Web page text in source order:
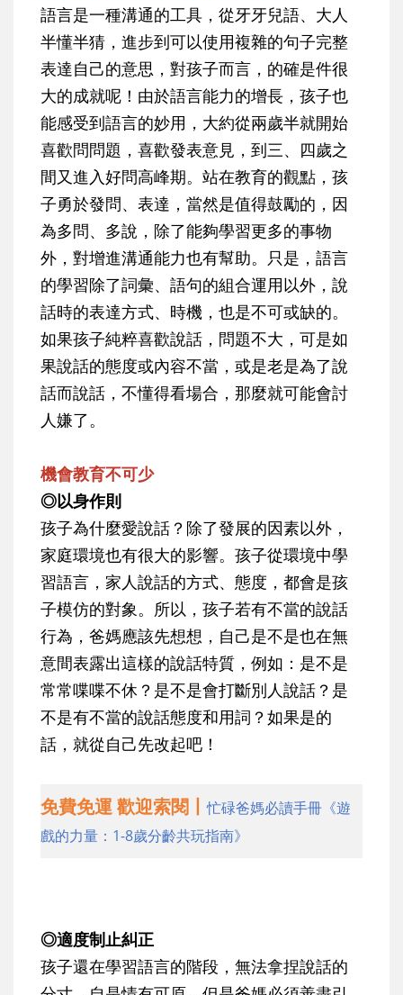
語言是一種溝通的工具，從牙牙兒語、大人
半懂半猜，進步到可以使用複雜的句子完整
表達自己的意思，對孩子而言，的確是件很
大的成就呢！由於語言能力的增長，孩子也
能感受到語言的妙用，大約從兩歲半就開始
喜歡問問題，喜歡發表意見，到三、四歲之
間又進入好問高峰期。站在教育的觀點，孩
子勇於發問、表達，當然是值得鼓勵的，因
為多問、多說，除了能夠學習更多的事物
外，對增進溝通能力也有幫助。只是，語言
的學習除了詞彙、語句的組合運用以外，說
話時的表達方式、時機，也是不可或缺的。
如果孩子純粹喜歡說話，問題不大，可是如
果說話的態度或內容不當，或是老是為了說
話而說話，不懂得看場合，那麼就可能會討
人嫌了。
機會教育不可少
◎以身作則
孩子為什麼愛說話？除了發展的因素以外，
家庭環境也有很大的影響。孩子從環境中學
習語言，家人說話的方式、態度，都會是孩
子模仿的對象。所以，孩子若有不當的說話
行為，爸媽應該先想想，自己是不是也在無
意間表露出這樣的說話特質，例如：是不是
常常喋喋不休？是不是會打斷別人說話？是
不是有不當的說話態度和用詞？如果是的
話，就從自己先改起吧！
免費免運 歡迎索閱丨忙碌爸媽必讀手冊《遊
戲的力量：1-8歲分齡共玩指南》
◎適度制止糾正
孩子還在學習語言的階段，無法拿捏說話的